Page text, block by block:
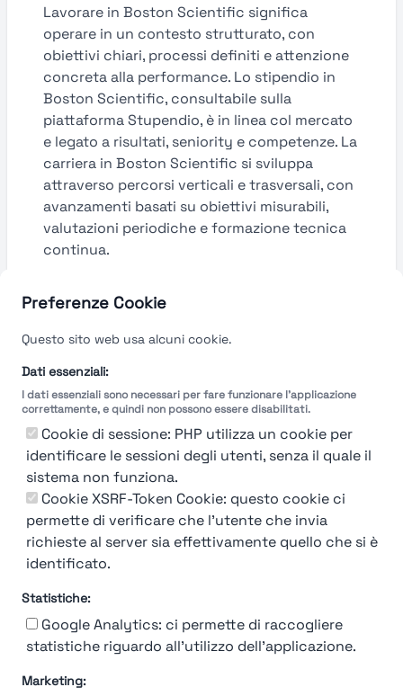
Preferenze Cookie
Questo sito web usa alcuni cookie.
Dati essenziali:
I dati essenziali sono necessari per fare funzionare l'applicazione
correttamente, e quindi non possono essere disabilitati.
Cookie di sessione: PHP utilizza un cookie per
identificare le sessioni degli utenti, senza il quale il
sistema non funziona.
Cookie XSRF-Token Cookie: questo cookie ci
permette di verificare che l'utente che invia
richieste al server sia effettivamente quello che si è
identificato.
Statistiche:
Google Analytics: ci permette di raccogliere
statistiche riguardo all'utilizzo dell'applicazione.
Marketing:
Lavorare in Boston Scientific significa
operare in un contesto strutturato, con
obiettivi chiari, processi definiti e attenzione
concreta alla performance. Lo stipendio in
Boston Scientific, consultabile sulla
piattaforma Stupendio, è in linea col mercato
e legato a risultati, seniority e competenze. La
carriera in Boston Scientific si sviluppa
attraverso percorsi verticali e trasversali, con
avanzamenti basati su obiettivi misurabili,
valutazioni periodiche e formazione tecnica
continua.
Guarda le valutazioni →